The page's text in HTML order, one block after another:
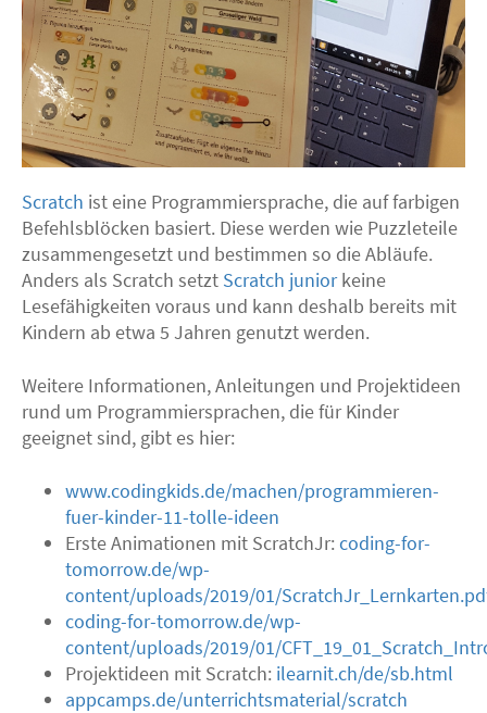
Scratch ist eine Programmiersprache, die auf farbigen
Befehlsblöcken basiert. Diese werden wie Puzzleteile
zusammengesetzt und bestimmen so die Abläufe.
Anders als Scratch setzt Scratch juniorkeine
Lesefähigkeiten voraus und kann deshalb bereits mit
Kindern ab etwa 5 Jahren genutzt werden.
Weitere Informationen, Anleitungen und Projektideen
rund um Programmiersprachen, die für Kinder
geeignet sind, gibt es hier:
www.codingkids.de/machen/programmieren-
fuer-kinder-11-tolle-ideen
Erste Animationen mit ScratchJr: coding-for-
tomorrow.de/wp-
content/uploads/2019/01/
coding-for-tomorrow.de/wp-
content/uploads/2019/01/
Projektideen mit Scratch: ilearnit.ch/de/sb.html
appcamps.de/unterrichtsmaterial/scratch